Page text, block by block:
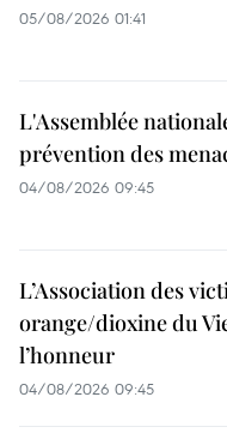
05/08/2026 01:41
L'Assemblée
prévention des
04/08/2026 09:45
L’Association des
orange/dioxine du
l’honneur
04/08/2026 09:45